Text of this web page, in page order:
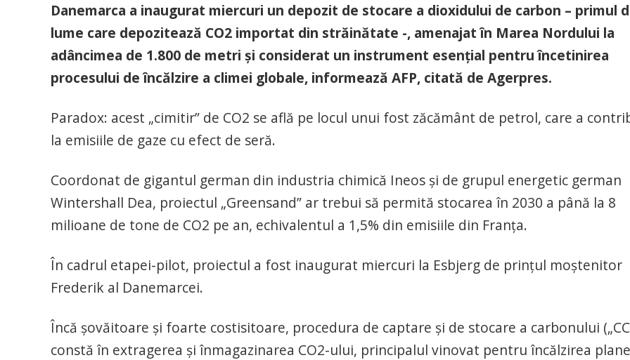
Danemarca a inaugurat miercuri un depozit de stocare a dioxidului de carbon – primul
lume care depozitează CO2 importat din străinătate -, amenajat în Marea Nordului la
adâncimea de 1.800 de metri şi considerat un instrument esenţial pentru încetinirea
procesului de încălzire a climei globale, informează AFP, citată de Agerpres.
Paradox: acest „cimitir” de CO2 se află pe locul unui fost zăcământ de petrol, care a
la emisiile de gaze cu efect de seră.
Coordonat de gigantul german din industria chimică Ineos şi de grupul energetic german
Wintershall Dea, proiectul „Greensand” ar trebui să permită stocarea în 2030 a până la 8
milioane de tone de CO2 pe an, echivalentul a 1,5% din emisiile din Franţa.
În cadrul etapei-pilot, proiectul a fost inaugurat miercuri la Esbjerg de prinţul moştenitor
Frederik al Danemarcei.
Încă şovăitoare şi foarte costisitoare, procedura de captare şi de stocare a carbonului
constă în extragerea şi înmagazinarea CO2-ului, principalul vinovat pentru încălzirea